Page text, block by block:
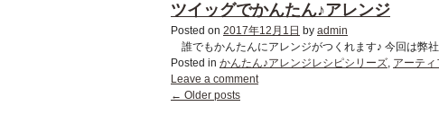
ツイッグでかんたん♪アレンジ
Posted on 2017年12月1日 by admin
誰でもかんたんにアレンジがつくれます♪ 今回は弊
Posted in かんたん♪アレンジレシピシリーズ, アーテ
Leave a comment
← Older posts